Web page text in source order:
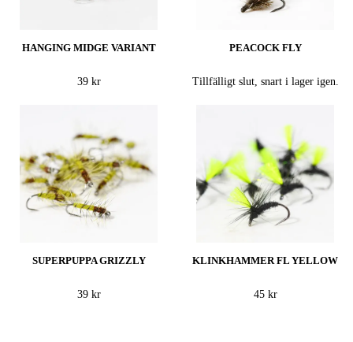
HANGING MIDGE VARIANT
39 kr
PEACOCK FLY
Tillfälligt slut, snart i lager igen.
SUPERPUPPA GRIZZLY
39 kr
KLINKHAMMER FL YELLOW
45 kr